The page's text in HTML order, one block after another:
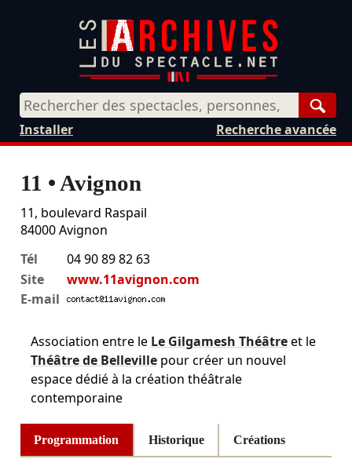
Recherche avancée
Installer
11 • Avignon
11, boulevard Raspail
84000 Avignon
Tél
04 90 89 82 63
Site
www.11avignon.com
E-mail
Association entre le Le Gilgamesh Théâtreet le
Théâtre de Bellevillepour créer un nouvel
espace dédié à la création théâtrale
contemporaine
Programmation Historique Créations